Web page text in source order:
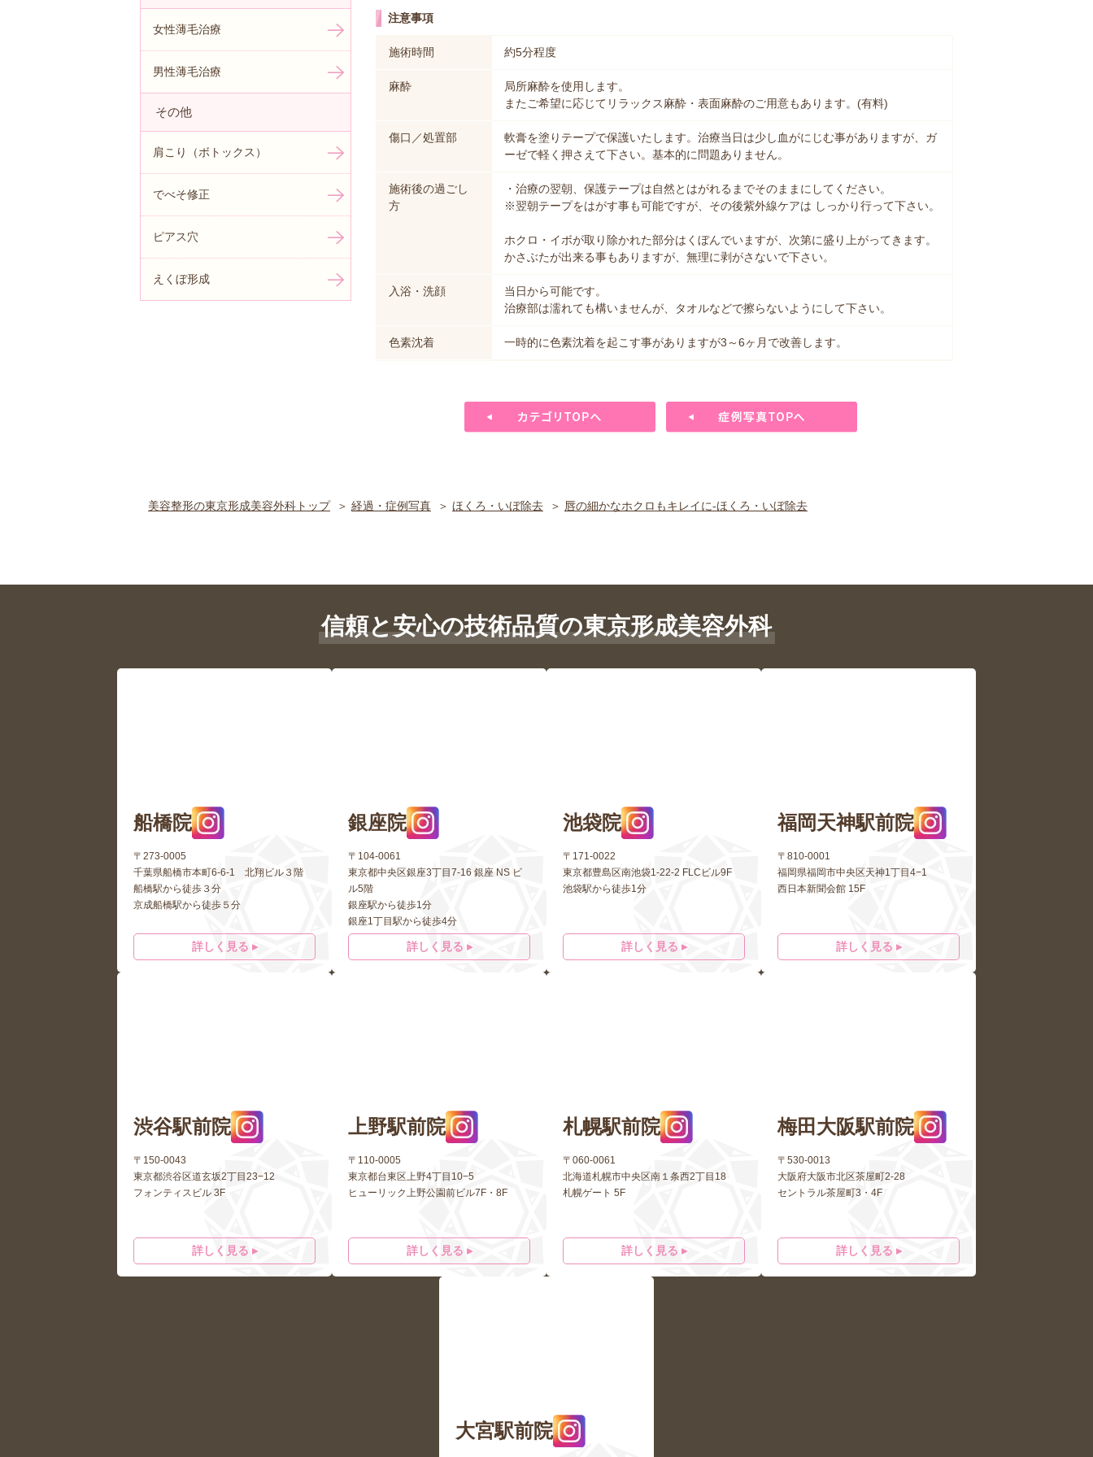
注意事項
施術時間 約5分程度
麻酔
局所麻酔を使用します。
またご希望に応じてリラックス麻酔・表面麻酔のご用意もあります。(有料)
傷口／処置部
軟膏を塗りテープで保護いたします。治療当日は少し血がにじむ事がありますが、ガ
ーゼで軽く押さえて下さい。基本的に問題ありません。
施術後の過ごし
方
・治療の翌朝、保護テープは自然とはがれるまでそのままにしてください。
※翌朝テープをはがす事も可能ですが、その後紫外線ケアは しっかり行って下さい。
ホクロ・イボが取り除かれた部分はくぼんでいますが、次第に盛り上がってきます。
かさぶたが出来る事もありますが、無理に剥がさないで下さい。
入浴・洗顔
当日から可能です。
治療部は濡れても構いませんが、タオルなどで擦らないようにして下さい。
色素沈着 一時的に色素沈着を起こす事がありますが3～6ヶ月で改善します。
女性薄毛治療
男性薄毛治療
その他
肩こり（ボトックス）
でべそ修正
ピアス穴
えくぼ形成
美容整形の東京形成美容外科トップ 経過・症例写真 ほくろ・いぼ除去 唇の細かなホクロもキレイに-ほくろ・いぼ除去
信頼と安心の技術品質の東京形成美容外科
船橋院
〒273-0005
千葉県船橋市本町6-6-1 北翔ビル３階
船橋駅から徒歩３分
京成船橋駅から徒歩５分
詳しく見る ▸
銀座院
〒104-0061
東京都中央区銀座3丁目7-16 銀座 NS ビ
ル5階
銀座駅から徒歩1分
銀座1丁目駅から徒歩4分
詳しく見る ▸
池袋院
〒171-0022
東京都豊島区南池袋1-22-2 FLCビル9F
池袋駅から徒歩1分
詳しく見る ▸
福岡天神駅前院
〒810-0001
福岡県福岡市中央区天神1丁目4−1
西日本新聞会館 15F
詳しく見る ▸
渋谷駅前院
〒150-0043
東京都渋谷区道玄坂2丁目23−12
フォンティスビル 3F
詳しく見る ▸
上野駅前院
〒110-0005
東京都台東区上野4丁目10−5
ヒューリック上野公園前ビル7F・8F
詳しく見る ▸
札幌駅前院
〒060-0061
北海道札幌市中央区南１条西2丁目18
札幌ゲート 5F
詳しく見る ▸
梅田大阪駅前院
〒530-0013
大阪府大阪市北区茶屋町2-28
セントラル茶屋町3・4F
詳しく見る ▸
大宮駅前院